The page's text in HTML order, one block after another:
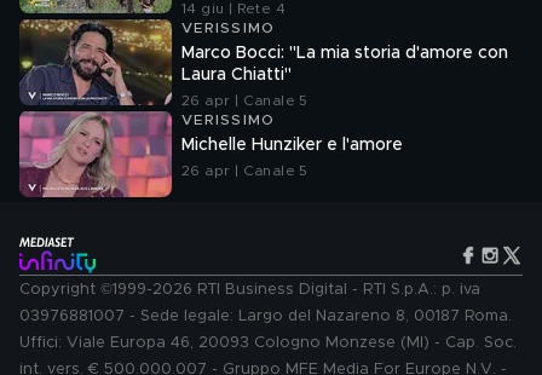
14 giu | Rete 4
VERISSIMO
Marco Bocci: "La mia storia d'amore con
Laura Chiatti"
26 apr | Canale 5
VERISSIMO
Michelle Hunziker e l'amore
26 apr | Canale 5
Copyright ©1999-2026 RTI Business Digital - RTI S.p.A.: p. iva
03976881007 - Sede legale: Largo del Nazareno 8, 00187 Roma.
Uffici: Viale Europa 46, 20093 Cologno Monzese (MI) - Cap. Soc.
int. vers. € 500.000.007 - Gruppo MFE Media For Europe N.V. -